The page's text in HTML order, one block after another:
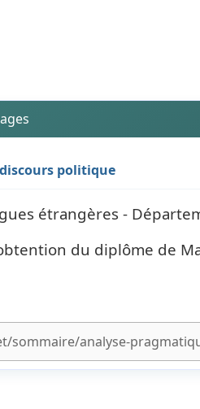
politique
étrangères -
du diplôme de